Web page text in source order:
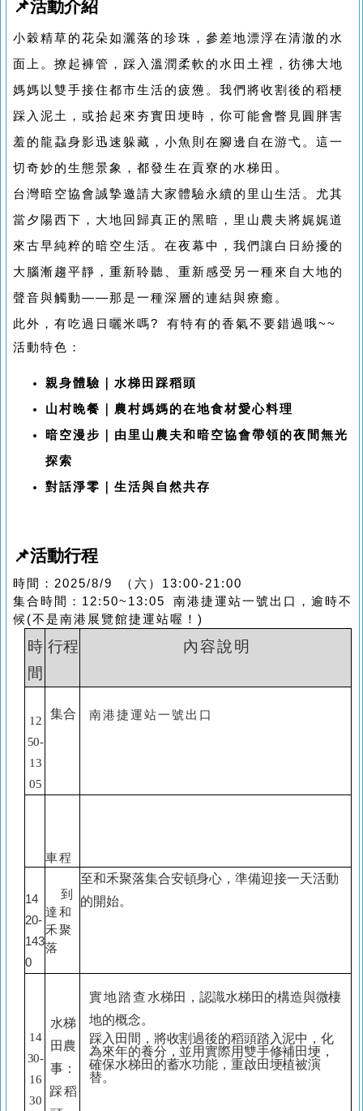
📌活動介紹
小穀精草的花朵如灑落的珍珠，參差地漂浮在清澈的水
面上。撩起褲管，踩入溫潤柔軟的水田土裡，彷彿大地
媽媽以雙手接住都市生活的疲憊。我們將收割後的稻梗
踩入泥土，或拾起來夯實田埂時，你可能會瞥見圓胖害
羞的龍蝨身影迅速躲藏，小魚則在腳邊自在游弋。這一
切奇妙的生態景象，都發生在貢寮的水梯田。
台灣暗空協會誠摯邀請大家體驗永續的里山生活。尤其
當夕陽西下，大地回歸真正的黑暗，里山農夫將娓娓道
來古早純粹的暗空生活。在夜幕中，我們讓白日紛擾的
大腦漸趨平靜，重新聆聽、重新感受另一種來自大地的
聲音與觸動——那是一種深層的連結與療癒。
此外，有吃過日曬米嗎? 有特有的香氣不要錯過哦~~
活動特色：
親身體驗｜水梯田踩稻頭
山村晚餐｜農村媽媽的在地食材愛心料理
暗空漫步｜由里山農夫和暗空協會帶領的夜間無光
探索
對話淨零｜生活與自然共存
📌活動行程
時間：2025/8/9 （六）13:00-21:00
集合時間：12:50~13:05 南港捷運站一號出口，逾時不
候(不是南港展覽館捷運站喔！)
時
間
行程 內容說明
12
50-
13
05
集合 南港捷運站一號出口
車程
14
20-
143
0
到
達和
禾聚
落
至和禾聚落集合安頓身心，準備迎接一天活動
的開始。
14
30-
16
30
水梯
田農
事：
踩稻
實地踏查水梯田，認識水梯田的構造與微棲
地的概念。
踩入田間，將收割過後的稻頭踏入泥中，化
為來年的養分，並用實際用雙手修補田埂 ，
確保水梯田的蓄水功能，重啟田埂植被演
替。